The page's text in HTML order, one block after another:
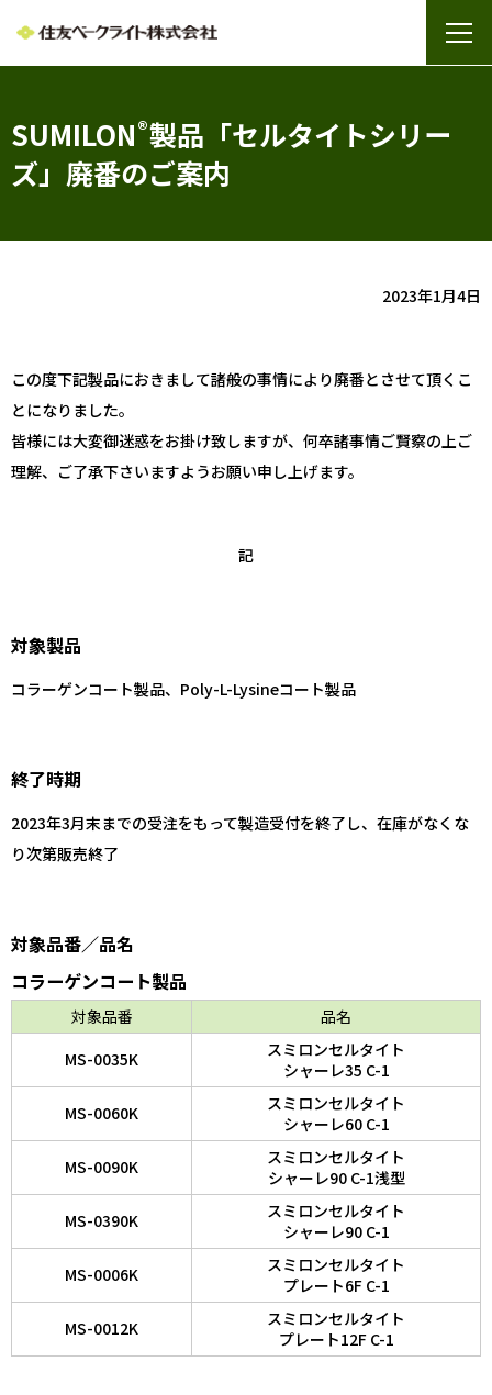
SUMILON®製品「セルタイトシリー
ズ」廃番のご案内
2023年1月4日
この度下記製品におきまして諸般の事情により廃番とさせて頂くこ
とになりました。
皆様には大変御迷惑をお掛け致しますが、何卒諸事情ご賢察の上ご
理解、ご了承下さいますようお願い申し上げます。
記
対象製品
コラーゲンコート製品、Poly-L-Lysineコート製品
終了時期
2023年3月末までの受注をもって製造受付を終了し、在庫がなくな
り次第販売終了
対象品番／品名
コラーゲンコート製品
対象品番
品名
MS-0035K
スミロンセルタイト
シャーレ35 C-1
MS-0060K
スミロンセルタイト
シャーレ60 C-1
MS-0090K
スミロンセルタイト
シャーレ90 C-1浅型
MS-0390K
スミロンセルタイト
シャーレ90 C-1
MS-0006K
スミロンセルタイト
プレート6F C-1
MS-0012K
スミロンセルタイト
プレート12F C-1